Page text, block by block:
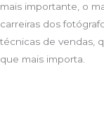
mais importante, o
carreiras dos
técnicas de vendas,
que mais importa.